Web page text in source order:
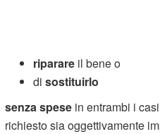
riparare il bene o
disostituirlo
senza spese in entrambi i
richiesto sia oggettivamente